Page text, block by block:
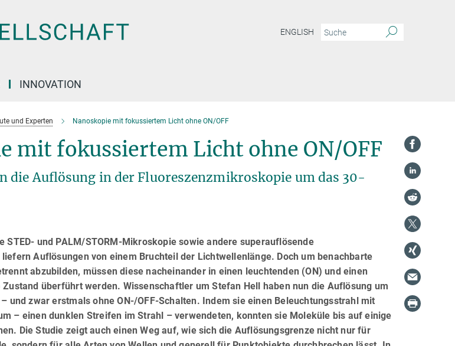
ENGLISH
INNOVATION
und Experten Nanoskopie mit fokussiertem Licht ohne ON/OFF
mit fokussiertem Licht ohne ON/OFF
die Auflösung in der Fluoreszenzmikroskopie um das 30-
STED- und PALM/STORM-Mikroskopie sowie andere superauflösende
Auflösungen von einem Bruchteil der Lichtwellenlänge. Doch um benachbarte
abzubilden, müssen diese nacheinander in einen leuchtenden (ON) und einen
Zustand überführt werden. Wissenschaftler um Stefan Hell haben nun die Auflösung um
und zwar erstmals ohne ON-/OFF-Schalten. Indem sie einen Beleuchtungsstrahl mit
– einen dunklen Streifen im Strahl – verwendeten, konnten sie Moleküle bis auf einige
Die Studie zeigt auch einen Weg auf, wie sich die Auflösungsgrenze nicht nur für